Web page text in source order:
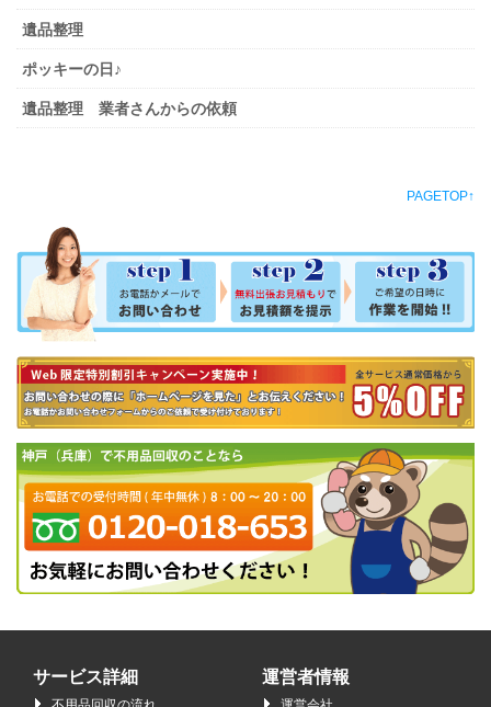
遺品整理
ポッキーの日♪
遺品整理 業者さんからの依頼
PAGETOP↑
サービス詳細 運営者情報